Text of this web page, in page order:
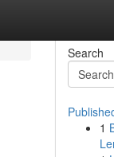
Search
1